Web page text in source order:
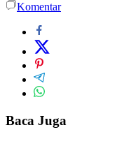
Komentar
Baca Juga